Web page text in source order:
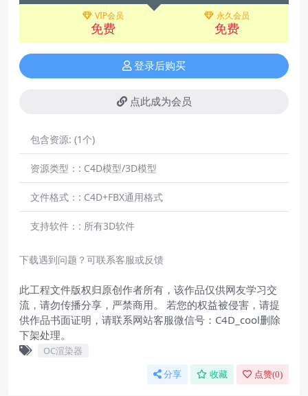
VIP会员
免费
永久会员
免费
登录后购买
点此成为会员
包含资源: (1个)
资源类型：: C4D模型/3D模型
文件格式：: C4D+FBX通用格式
支持软件：: 所有3D软件
下载遇到问题？可联系客服或反馈
此工程文件版权归原创作者所有，该作品仅供网友学习交
流，请勿传播分享，严禁商用。 若您的权益被侵害，请提
供作品书面证明，请联系网站客服微信号：C4D_cool删除
下架处理。
OC渲染器
分享 收藏 点赞(0)